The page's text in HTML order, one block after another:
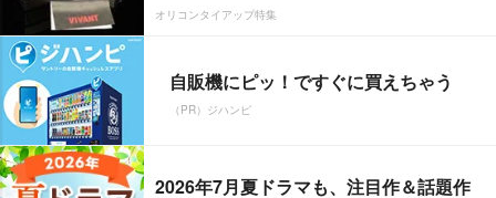
オリコンタイアップ特集
自販機にピッ！ですぐに買えちゃう
（PR）ジハンピ
2026年7月夏ドラマも、注目作＆話題作